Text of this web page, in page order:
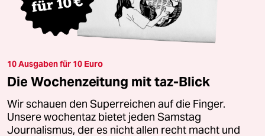
10 Ausgaben für 10 Euro
Die Wochenzeitung mit taz-Blick
Wir schauen den Superreichen auf die Finger.
Unsere wochentaz bietet jeden Samstag
Journalismus, der es nicht allen recht macht und